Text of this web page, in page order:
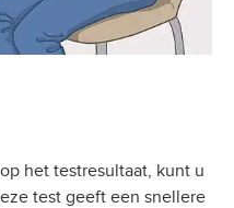
het testresultaat, kunt u
test geeft een snellere